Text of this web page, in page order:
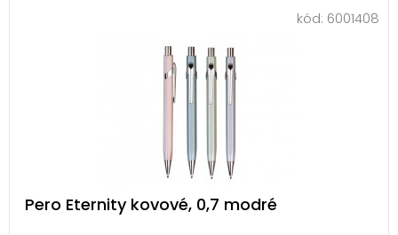
kód: 6001408
Pero Eternity kovové, 0,7 modré